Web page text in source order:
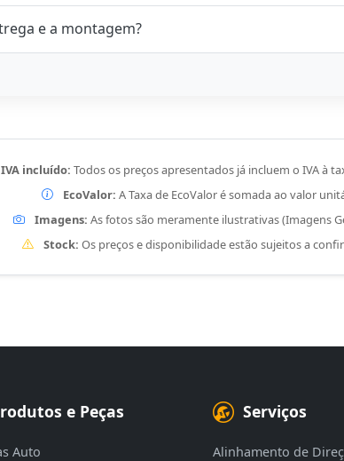
e a montagem?
IVA incluído: Todos os preços apresentados já incluem o IVA à
EcoValor: A Taxa de EcoValor é somada ao valor
Imagens: As fotos são meramente ilustrativas (Imagens
Stock: Os preços e disponibilidade estão sujeitos a
e Peças
Auto
Serviços
Alinhamento de